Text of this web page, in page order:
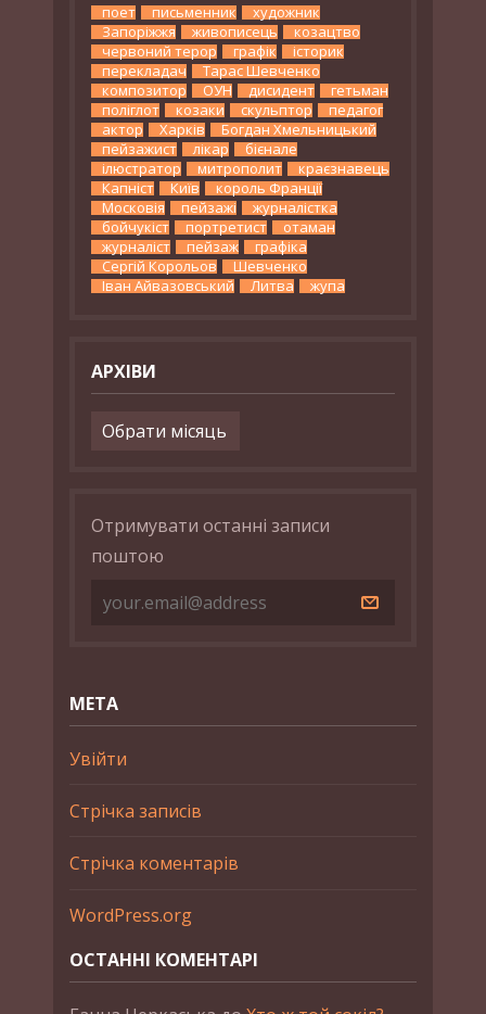
поет письменник
художник
Запоріжжя
живописець
козацтво
червоний терор
графік
історик
перекладач
Тарас Шевченко
композитор
ОУН дисидент
гетьман
поліглот
козаки скульптор
педагог
актор
Харків
Богдан Хмельницький
пейзажист
лікар
бієнале
ілюстратор
митрополит
краєзнавець
Капніст
Київ
король Франції
Московія
пейзажі
журналістка
бойчукіст
портретист
отаман
журналіст
пейзаж
графіка
Сергій Корольов
Шевченко
Іван Айвазовський
Литва жупа
АРХІВИ
Архіви
Отримувати останні записи
поштою
МЕТА
Увійти
Стрічка записів
Стрічка коментарів
WordPress.org
ОСТАННІ КОМЕНТАРІ